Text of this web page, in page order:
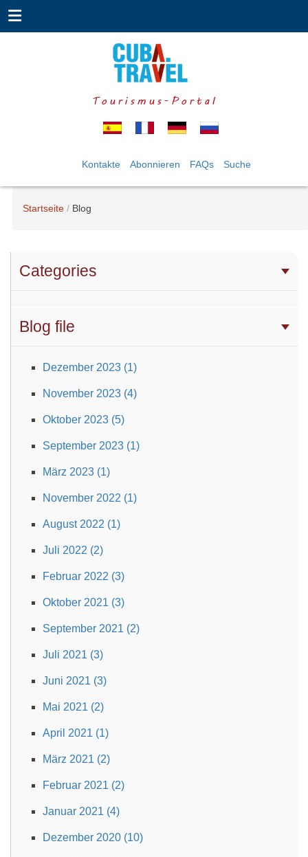
Tourismus-Portal
Kontakte Abonnieren FAQs Suche
Startseite Blog
Categories
Blog file
Dezember 2023 (1)
November 2023 (4)
Oktober 2023 (5)
September 2023 (1)
März 2023 (1)
November 2022 (1)
August 2022 (1)
Juli 2022 (2)
Februar 2022 (3)
Oktober 2021 (3)
September 2021 (2)
Juli 2021 (3)
Juni 2021 (3)
Mai 2021 (2)
April 2021 (1)
März 2021 (2)
Februar 2021 (2)
Januar 2021 (4)
Dezember 2020 (10)